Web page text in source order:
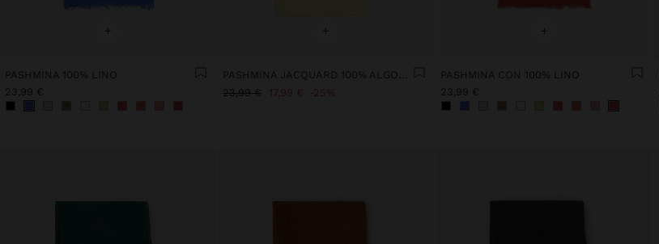
+
PASHMINA 100% LINO
23,99 €
+
PASHMINA JACQUARD 100% ALGODÓN
23,99 € 17,99 € 25%
+
PASHMINA CON 100% LINO
23,99 €